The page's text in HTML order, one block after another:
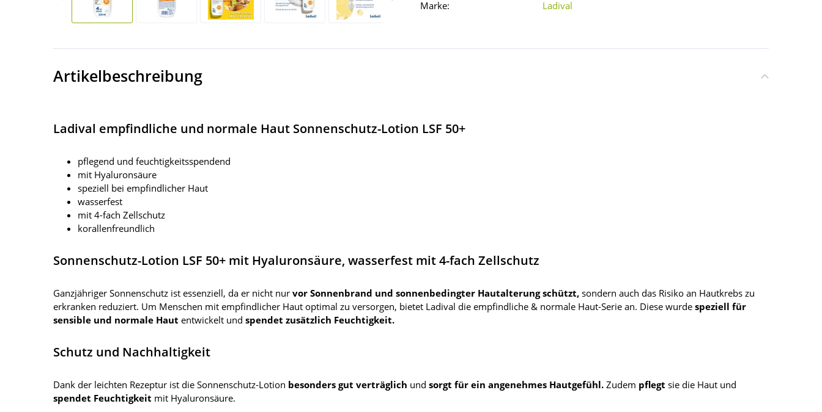
Marke:
Ladival
Artikelbeschreibung
Ladival empfindliche und normale Haut Sonnenschutz-Lotion LSF 50+
pflegend und feuchtigkeitsspendend
mit Hyaluronsäure
speziell bei empfindlicher Haut
wasserfest
mit 4-fach Zellschutz
korallenfreundlich
Sonnenschutz-Lotion LSF 50+ mit Hyaluronsäure, wasserfest mit 4-fach Zellschutz
Ganzjähriger Sonnenschutz ist essenziell, da er nicht nur vor Sonnenbrand und sonnenbedingter Hautalterung schützt, sondern auch das Risiko an Hautkrebs zu
erkranken reduziert. Um Menschen mit empfindlicher Haut optimal zu versorgen, bietet Ladival die empfindliche & normale Haut-Serie an. Diese wurde speziell für
sensible und normale Haut entwickelt und spendet zusätzlich Feuchtigkeit.
Schutz und Nachhaltigkeit
Dank der leichten Rezeptur ist die Sonnenschutz-Lotion besonders gut verträglich und sorgt für ein angenehmes Hautgefühl. Zudem pflegt sie die Haut und
spendet Feuchtigkeit mit Hyaluronsäure.